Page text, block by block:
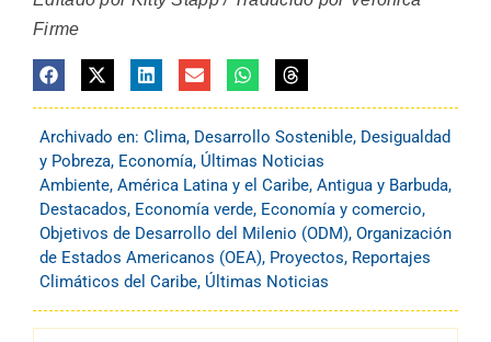
Firme
Archivado en: Clima, Desarrollo Sostenible, Desigualdad
y Pobreza, Economía, Últimas Noticias
Ambiente, América Latina y el Caribe, Antigua y Barbuda,
Destacados, Economía verde, Economía y comercio,
Objetivos de Desarrollo del Milenio (ODM), Organización
de Estados Americanos (OEA), Proyectos, Reportajes
Climáticos del Caribe, Últimas Noticias